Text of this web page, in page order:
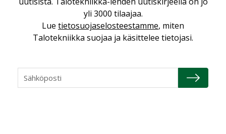
vakiinnuttavat asemansa taloyhtiöissä
LEHDEN ARTIKKELIT ,TILAAJILLE
yli 3000 tilaajaa.
Lue tietosuojaselosteestamme, miten
Talotekniikka suojaa ja käsittelee tietojasi.